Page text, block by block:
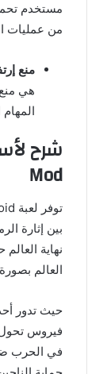
مستخدم
من عمليات
منع
هي منع
Mod
بين إثارة
نهاية
العالم
فيروس تحول